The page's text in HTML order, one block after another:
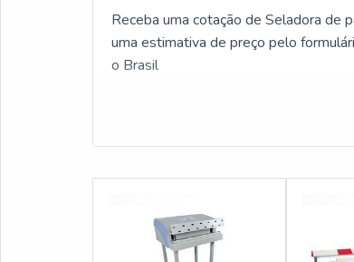
Receba uma cotação de Seladora de
uma estimativa de preço pelo
o Brasil